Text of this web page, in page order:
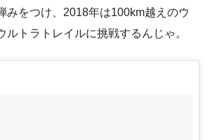
みをつけ、2018年は100km越えのウ
ルトラトレイルに挑戦するんじゃ。